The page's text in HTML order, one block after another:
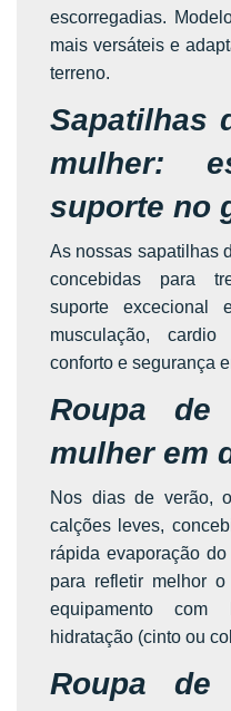
escorregadias.
mais versáteis e
terreno.
Sapatilhas
mulher:
suporte no
As nossas sapatilhas
concebidas para
suporte excecional
musculação,
conforto e segurança
Roupa de
mulher em
Nos dias de verão,
calções leves,
rápida evaporação
para refletir melhor
equipamento
hidratação (cinto ou
Roupa de